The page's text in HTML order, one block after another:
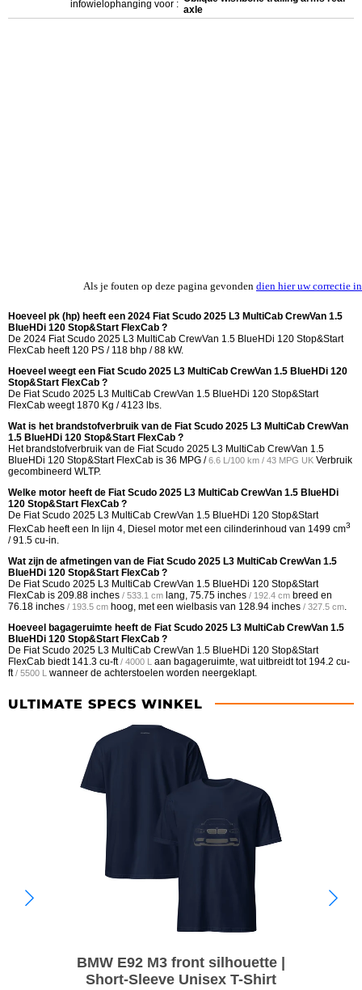
infowielophanging voor : axle
Als je fouten op deze pagina gevonden dien hier uw correctie in
Hoeveel pk (hp) heeft een 2024 Fiat Scudo 2025 L3 MultiCab CrewVan 1.5
BlueHDi 120 Stop&Start FlexCab ?
De 2024 Fiat Scudo 2025 L3 MultiCab CrewVan 1.5 BlueHDi 120 Stop&Start
FlexCab heeft 120 PS / 118 bhp / 88 kW.
Hoeveel weegt een Fiat Scudo 2025 L3 MultiCab CrewVan 1.5 BlueHDi 120
Stop&Start FlexCab ?
De Fiat Scudo 2025 L3 MultiCab CrewVan 1.5 BlueHDi 120 Stop&Start
FlexCab weegt 1870 Kg / 4123 lbs.
Wat is het brandstofverbruik van de Fiat Scudo 2025 L3 MultiCab CrewVan
1.5 BlueHDi 120 Stop&Start FlexCab ?
Het brandstofverbruik van de Fiat Scudo 2025 L3 MultiCab CrewVan 1.5
BlueHDi 120 Stop&Start FlexCab is 36 MPG /6.6 L/100 km / 43 MPG UK Verbruik
gecombineerd WLTP.
Welke motor heeft de Fiat Scudo 2025 L3 MultiCab CrewVan 1.5 BlueHDi
120 Stop&Start FlexCab ?
De Fiat Scudo 2025 L3 MultiCab CrewVan 1.5 BlueHDi 120 Stop&Start
FlexCab heeft een In lijn 4, Diesel motor met een cilinderinhoud van 1499 cm3
/ 91.5 cu-in.
Wat zijn de afmetingen van de Fiat Scudo 2025 L3 MultiCab CrewVan 1.5
BlueHDi 120 Stop&Start FlexCab ?
De Fiat Scudo 2025 L3 MultiCab CrewVan 1.5 BlueHDi 120 Stop&Start
FlexCab is 209.88 inches / 533.1 cm lang, 75.75 inches / 192.4 cm breed en
76.18 inches / 193.5 cm hoog, met een wielbasis van 128.94 inches / 327.5 cm.
Hoeveel bagageruimte heeft de Fiat Scudo 2025 L3 MultiCab CrewVan 1.5
BlueHDi 120 Stop&Start FlexCab ?
De Fiat Scudo 2025 L3 MultiCab CrewVan 1.5 BlueHDi 120 Stop&Start
FlexCab biedt 141.3 cu-ft / 4000 L aan bagageruimte, wat uitbreidt tot 194.2 cu-
ft / 5500 L wanneer de achterstoelen worden neergeklapt.
ULTIMATE SPECS WINKEL